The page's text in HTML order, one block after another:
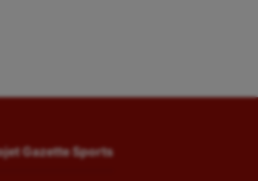
Gazette Sports